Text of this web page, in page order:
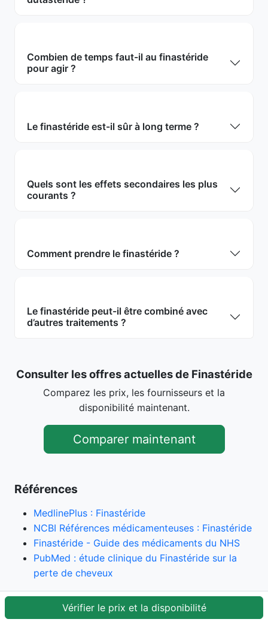
Combien de temps faut-il au finastéride
pour agir ?
Le finastéride est-il sûr à long terme ?
Quels sont les effets secondaires les plus
courants ?
Comment prendre le finastéride ?
Le finastéride peut-il être combiné avec
d’autres traitements ?
Consulter les offres actuelles de Finastéride
Comparez les prix, les fournisseurs et la
disponibilité maintenant.
Comparer maintenant
Références
MedlinePlus : Finastéride
NCBI Références médicamenteuses : Finastéride
Finastéride - Guide des médicaments du NHS
PubMed : étude clinique du Finastéride sur la
perte de cheveux
Vérifier le prix et la disponibilité